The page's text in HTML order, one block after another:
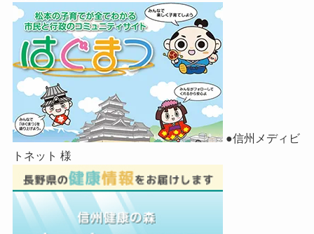
●信州メディビ
トネット 様